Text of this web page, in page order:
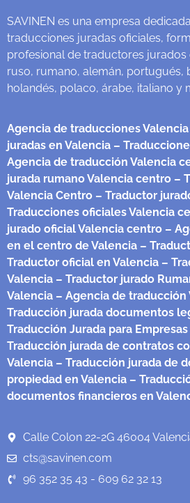
SAVINEN es una empresa
traducciones juradas oficiales,
profesional de traductores jurados
ruso, rumano, alemán, portugués,
holandés, polaco, árabe, italiano y
Agencia de traducciones Valencia
juradas en Valencia –
Agencia de traducción Valencia
jurada rumano Valencia centro –
Valencia Centro – Traductor
Traducciones oficiales Valencia
jurado oficial Valencia centro –
en el centro de Valencia –
Traductor oficial en Valencia –
Valencia – Traductor jurado
Valencia – Agencia de traducción
Traducción jurada documentos
Traducción Jurada para
Traducción jurada de contratos
Valencia – Traducción jurada de
propiedad en Valencia –
documentos financieros en
Calle Colon 22-2G 46004
cts@savinen.com
96 352 35 43 - 609 62 32 13